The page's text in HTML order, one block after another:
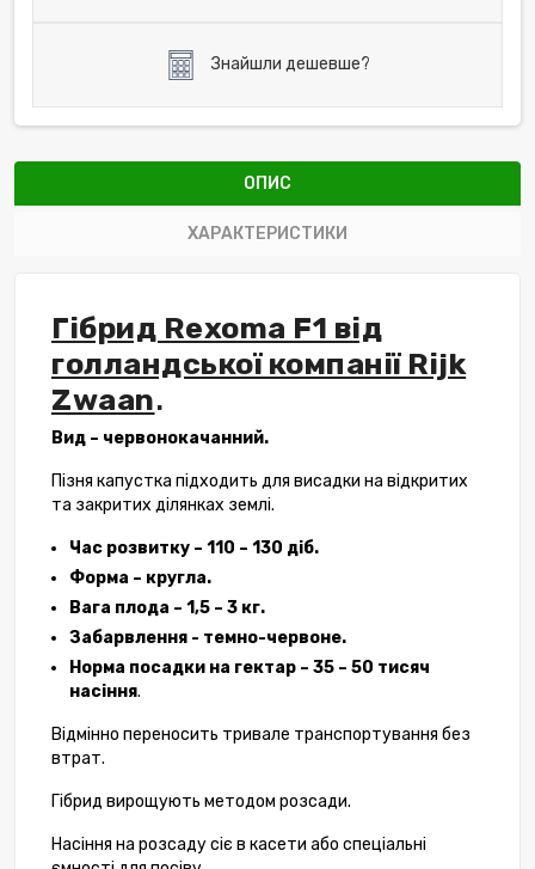
Знайшли дешевше?
ОПИС
ХАРАКТЕРИСТИКИ
Гібрид Rexoma F1 від
голландської компанії Rijk
Zwaan.
Вид – червонокачанний.
Пізня капустка підходить для висадки на відкритих
та закритих ділянках землі.
Час розвитку – 110 – 130 діб.
Форма – кругла.
Вага плода – 1,5 – 3 кг.
Забарвлення - темно-червоне.
Норма посадки на гектар – 35 – 50 тисяч
насіння.
Відмінно переносить тривале транспортування без
втрат.
Гібрид вирощують методом розсади.
Насіння на розсаду сіє в касети або спеціальні